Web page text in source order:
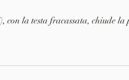
con la testa fracassata, chiude